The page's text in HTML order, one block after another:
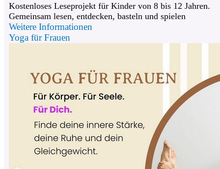
Kostenloses Leseprojekt für Kinder von 8 bis 12 Jahren.
Gemeinsam lesen, entdecken, basteln und spielen
Weitere Informationen
Yoga für Frauen